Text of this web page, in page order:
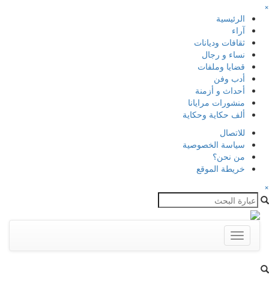
×
الرئيسية
آراء
ثقافات وديانات
نساء و رجال
قضايا وملفات
أدب وفن
أحداث و أزمنة
منشورات مرايانا
ألف حكاية وحكاية
للاتصال
سياسة الخصوصية
من نحن؟
خريطة الموقع
×
Toggle
navigation